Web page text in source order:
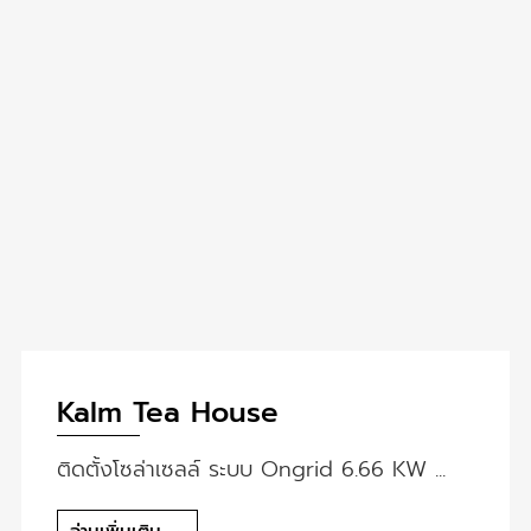
Kalm Tea House
ติดตั้งโซล่าเซลล์ ระบบ Ongrid 6.66 KW ...